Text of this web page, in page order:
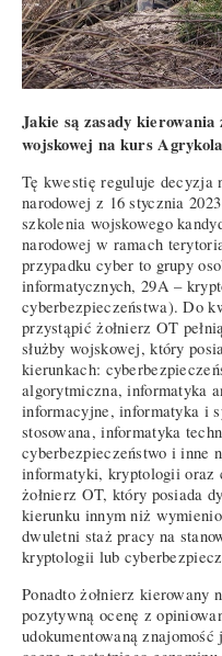
Jakie są zasady
wojskowej na kurs
Tę kwestię reguluje decyzja
narodowej z 16 stycznia
szkolenia wojskowego
narodowej w ramach
przypadku cyber to grupy
informatycznych, 29A –
cyberbezpieczeństwa). Do
przystąpić żołnierz OT
służby wojskowej, który
kierunkach:
algorytmiczna, informatyka
informacyjne, informatyka i
stosowana, informatyka
cyberbezpieczeństwo i inne
informatyki, kryptologii oraz
żołnierz OT, który posiada
kierunku innym niż
dwuletni staż pracy na
kryptologii lub
Ponadto żołnierz kierowany
pozytywną ocenę z
udokumentowaną